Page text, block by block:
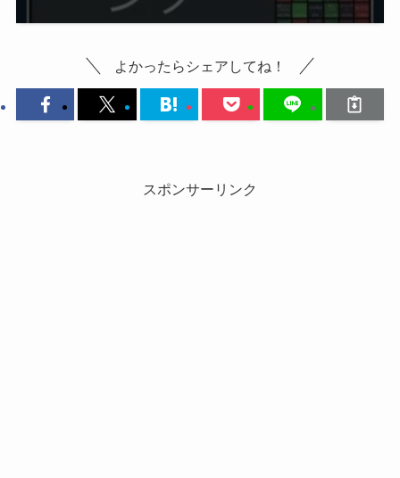
よかったらシェアしてね！
スポンサーリンク